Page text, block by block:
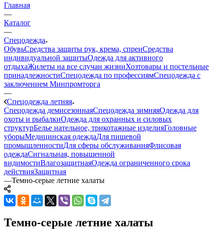
Главная
—
Каталог
—
Спецодежда
ОбувьСредства защиты рук, крема, спреиСредства
индивидуальной защитыОдежда для активного
отдыхаЖилеты на все случаи жизниХозтовары и постельные
принадлежностиСпецодежда по профессиямСпецодежда с
заключением Минпромторга
—
Спецодежда летняя
Спецодежда демисезоннаяСпецодежда зимняяОдежда для
охоты и рыбалкиОдежда для охранных и силовых
структурБелье нательное, трикотажные изделияГоловные
уборыМедицинская одеждаДля пищевой
промышленностиДля сферы обслуживанияФлисовая
одеждаСигнальная, повышенной
видимостиВлагозащитнаяОдежда ограниченного срока
действияЗащитная
—Темно-серые летние халаты
Темно-серые летние халаты